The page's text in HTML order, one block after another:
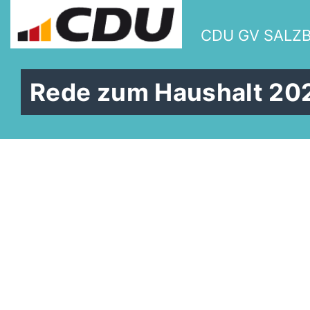
CDU GV
Rede zum Haushalt